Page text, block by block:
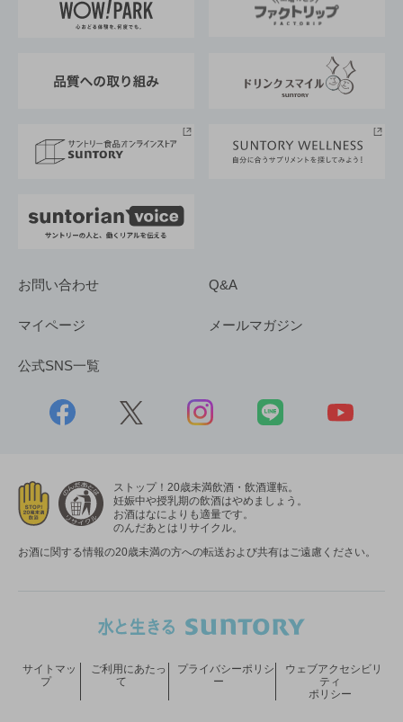
地域情報
サントリーサンバーズ大阪
サントリーが考えるサステナビリティ経営
企業概要
採用情報
お問い合わせ Q&A
マイページ メールマガジン
公式SNS一覧
ストップ！20歳未満飲酒・飲酒運転。
妊娠中や授乳期の飲酒はやめましょう。
お酒はなによりも適量です。
のんだあとはリサイクル。
お酒に関する情報の20歳未満の方への転送および共有はご遠慮ください。
サイトマッ
プ
ご利用にあたっ
て
プライバシーポリシ
ー
ウェブアクセシビリ
ティ
ポリシー